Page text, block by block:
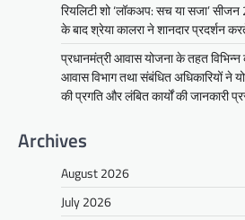
रियलिटी शो ‘लॉकअप: सच या सजा’
के बाद श्रेया कालरा ने शानदार प्रदर्शन
प्रधानमंत्री आवास योजना के तहत विभिन्न
आवास विभाग तथा संबंधित अधिकारियों ने
की प्रगति और लंबित कार्यों की जानकारी
Archives
August 2026
July 2026